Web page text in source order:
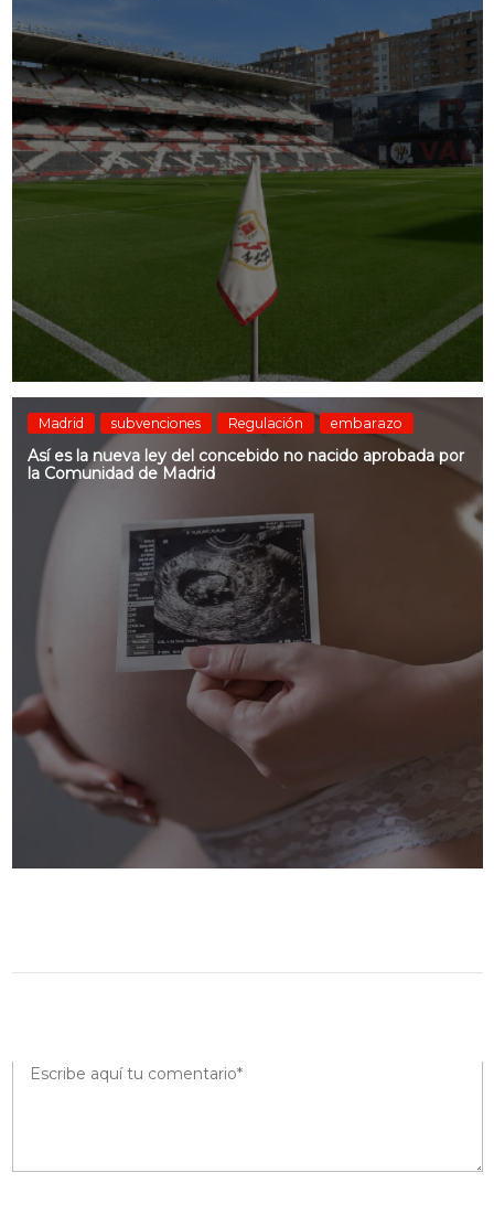
Madrid subvenciones Regulación embarazo
Así es la nueva ley del concebido no nacido aprobada por
la Comunidad de Madrid